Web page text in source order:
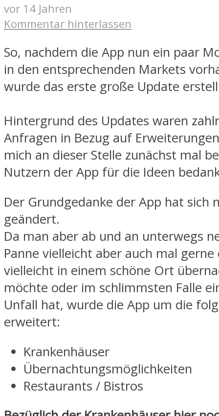
vor 14 Jahren
Kommentar hinterlassen
So, nachdem die App nun ein paar
in den entsprechenden Markets
wurde das erste große Update
Hintergrund des Updates waren
Anfragen in Bezug auf
mich an dieser Stelle zunächst mal
Nutzern der App für die Ideen
Der Grundgedanke der App hat sich
geändert.
Da man aber ab und an unterwegs
Panne vielleicht aber auch mal gerne
vielleicht in einem schöne Ort
möchte oder im schlimmsten Falle
Unfall hat, wurde die App um die
erweitert:
Krankenhäuser
Übernachtungsmöglichkeiten
Restaurants / Bistros